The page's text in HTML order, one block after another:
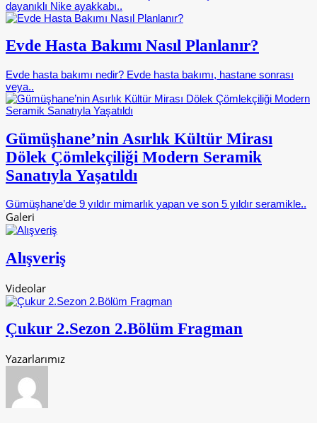
dayanıklı Nike ayakkabı..
Evde Hasta Bakımı Nasıl Planlanır?
Evde hasta bakımı nedir? Evde hasta bakımı, hastane sonrası
veya..
Gümüşhane’nin Asırlık Kültür Mirası
Dölek Çömlekçiliği Modern Seramik
Sanatıyla Yaşatıldı
Gümüşhane’de 9 yıldır mimarlık yapan ve son 5 yıldır seramikle..
Galeri
Alışveriş
Videolar
Çukur 2.Sezon 2.Bölüm Fragman
Yazarlarımız